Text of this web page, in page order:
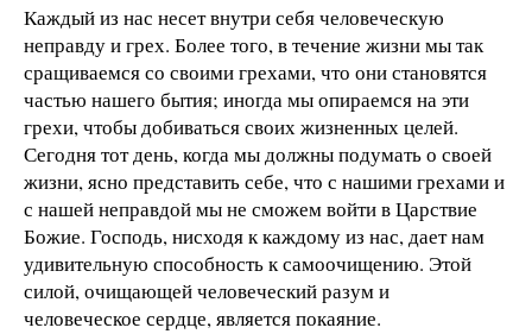
Каждый из нас несет внутри себя человеческую
неправду и грех. Более того, в течение жизни мы так
сращиваемся со своими грехами, что они становятся
частью нашего бытия; иногда мы опираемся на эти
грехи, чтобы добиваться своих жизненных целей.
Сегодня тот день, когда мы должны подумать о своей
жизни, ясно представить себе, что с нашими грехами и
с нашей неправдой мы не сможем войти в Царствие
Божие. Господь, нисходя к каждому из нас, дает нам
удивительную способность к самоочищению. Этой
силой, очищающей человеческий разум и
человеческое сердце, является покаяние.